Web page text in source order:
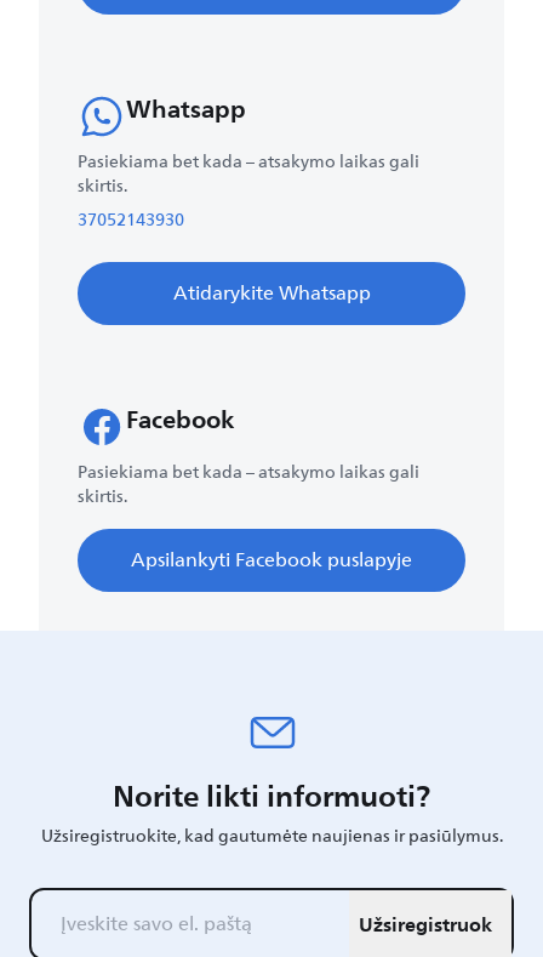
Whatsapp
Pasiekiama bet kada – atsakymo laikas gali
skirtis.
37052143930
Atidarykite Whatsapp
Facebook
Pasiekiama bet kada – atsakymo laikas gali
skirtis.
Apsilankyti Facebook puslapyje​
Norite likti informuoti?
Užsiregistruokite, kad gautumėte naujienas ir pasiūlymus.
Užsiregistruok